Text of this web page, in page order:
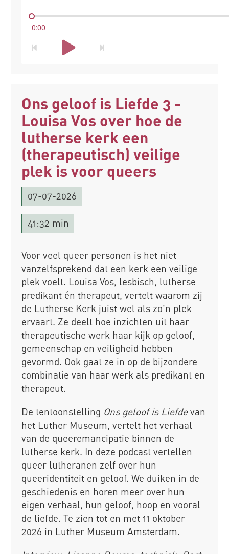
0:00
Ons geloof is Liefde 3 -
Louisa Vos over hoe de
lutherse kerk een
(therapeutisch) veilige
plek is voor queers
07-07-2026
41:32 min
Voor veel queer personen is het niet
vanzelfsprekend dat een kerk een veilige
plek voelt. Louisa Vos, lesbisch, lutherse
predikant én therapeut, vertelt waarom zij
de Lutherse Kerk juist wel als zo'n plek
ervaart. Ze deelt hoe inzichten uit haar
therapeutische werk haar kijk op geloof,
gemeenschap en veiligheid hebben
gevormd. Ook gaat ze in op de bijzondere
combinatie van haar werk als predikant en
therapeut.
De tentoonstelling Ons geloof is Liefdevan
het Luther Museum, vertelt het verhaal
van de queeremancipatie binnen de
lutherse kerk. In deze podcast vertellen
queer lutheranen zelf over hun
queeridentiteit en geloof. We duiken in de
geschiedenis en horen meer over hun
eigen verhaal, hun geloof, hoop en vooral
de liefde. Te zien tot en met 11 oktober
2026 in Luther Museum Amsterdam.